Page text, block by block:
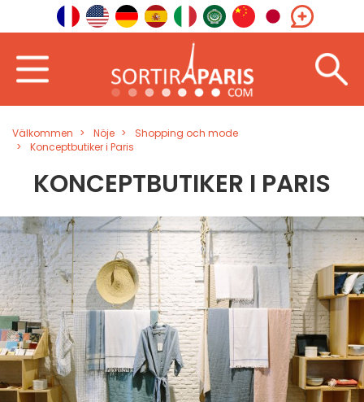
Välkommen Nöje
Shopping och mode
Konceptbutiker i Paris
KONCEPTBUTIKER I PARIS